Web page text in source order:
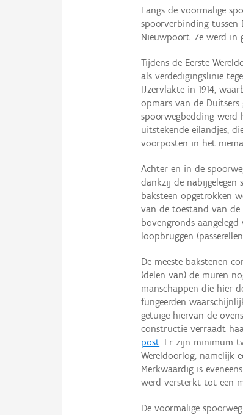
Langs de voormalige
spoorverbinding tussen
Nieuwpoort. Ze werd in
Tijdens de Eerste
als verdedigingslinie
IJzervlakte in 1914,
opmars van de Duitsers
spoorwegbedding werd
uitstekende eilandjes,
voorposten in het
Achter en in de
dankzij de
baksteen opgetrokken
van de toestand van
bovengronds
loopbruggen
De meeste bakstenen
(delen van) de muren
manschappen die hier
fungeerden
getuige hiervan de
constructie verraadt
post. Er zijn minimum
Wereldoorlog, namelijk
Merkwaardig is
werd versterkt tot een
De voormalige